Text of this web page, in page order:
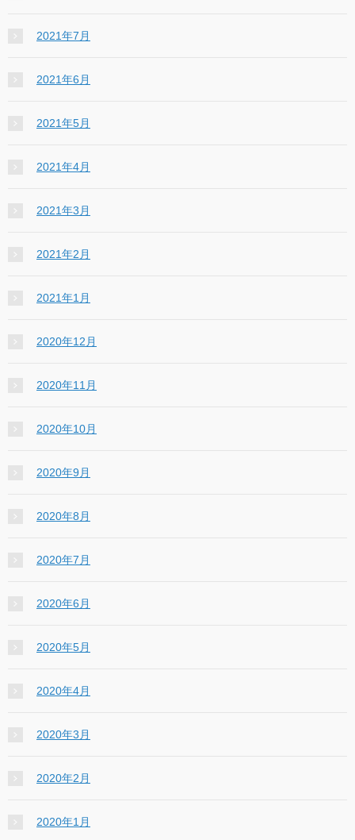
2021年7月
2021年6月
2021年5月
2021年4月
2021年3月
2021年2月
2021年1月
2020年12月
2020年11月
2020年10月
2020年9月
2020年8月
2020年7月
2020年6月
2020年5月
2020年4月
2020年3月
2020年2月
2020年1月